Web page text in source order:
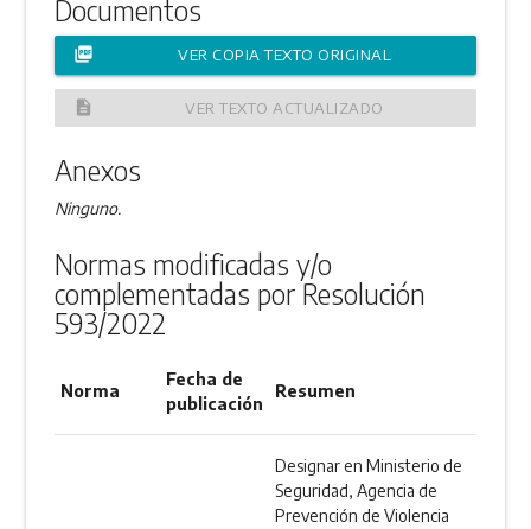
Documentos
picture_as_pdf VER COPIA TEXTO ORIGINAL
description VER TEXTO ACTUALIZADO
Anexos
Ninguno.
Normas modificadas y/o
complementadas por Resolución
593/2022
Norma
Fecha de
publicación
Resumen
Designar en Ministerio de
Seguridad, Agencia de
Prevención de Violencia